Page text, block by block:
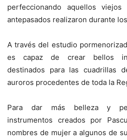
perfeccionando aquellos
antepasados realizaron durante
A través del estudio
es capaz de crear bellos
destinados para las cuadrillas
auroros procedentes de toda la
Para dar más belleza y
instrumentos creados por
nombres de mujer a algunos de